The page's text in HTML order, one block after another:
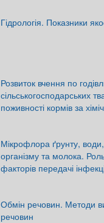
Гідрологія. Показники
Розвиток вчення по
сільськогосподарських
поживності кормів за
Мікрофлора ґрунту,
організму та молока.
факторів передачі
Обмін речовин. Методи
речовин